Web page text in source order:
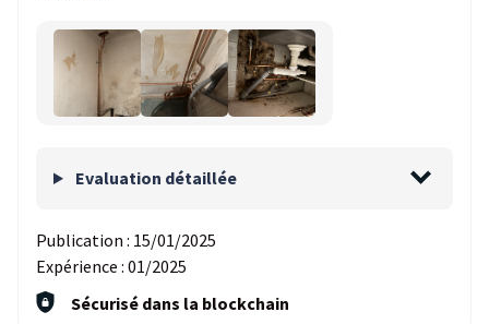
Evaluation détaillée
Publication : 15/01/2025
Expérience : 01/2025
Sécurisé dans la blockchain